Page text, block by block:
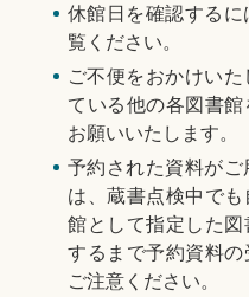
休館日を確認する
覧ください。
ご不便をおかけい
ている他の各図書
お願いいたします。
予約された資料が
は、蔵書点検中で
館として指定した
するまで予約資料の
ご注意ください。